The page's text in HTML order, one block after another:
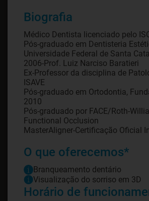
Biografia
Médico Dentista licenciado pelo
Pós-graduado em Dentisteria
Universidade Federal de Santa
2006-Prof. Luiz Narciso Baratieri
Ex-Professor da disciplina de
ISAVE
Pós-graduado em Ortodontia,
2010
Pós-graduado por FACE/Roth-
Functional Occlusion
MasterAligner-Certificação Oficial
O que oferecemos*
Branqueamento dentário
Visualização do sorriso em 3D
Horário de